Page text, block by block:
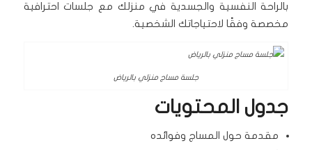
بالراحة النفسية والجسدية في منزلك مع جلسات احترافية
مخصصة وفقًا لاحتياجاتك الشخصية.
جلسة مساج منزلي بالرياض
جدول المحتويات
مقدمة حول المساج وفوائده